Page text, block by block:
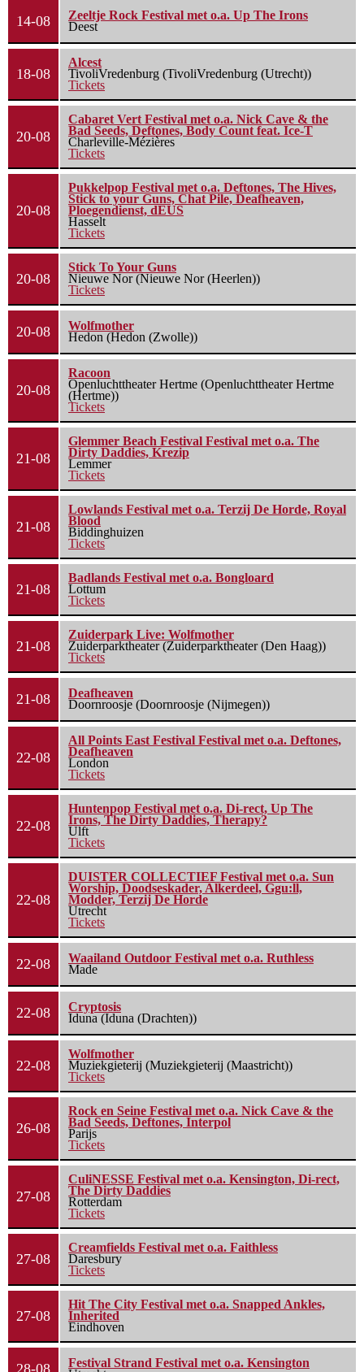
14-08
Zeeltje Rock Festival met o.a. Up The Irons
Deest
18-08
Alcest
TivoliVredenburg (TivoliVredenburg (Utrecht))
Tickets
20-08
Cabaret Vert Festival met o.a. Nick Cave & the
Bad Seeds, Deftones, Body Count feat. Ice-T
Charleville-Mézières
Tickets
20-08
Pukkelpop Festival met o.a. Deftones, The Hives,
Stick to your Guns, Chat Pile, Deafheaven,
Ploegendienst, dEUS
Hasselt
Tickets
20-08
Stick To Your Guns
Nieuwe Nor (Nieuwe Nor (Heerlen))
Tickets
20-08
Wolfmother
Hedon (Hedon (Zwolle))
20-08
Racoon
Openluchttheater Hertme (Openluchttheater Hertme
(Hertme))
Tickets
21-08
Glemmer Beach Festival Festival met o.a. The
Dirty Daddies, Krezip
Lemmer
Tickets
21-08
Lowlands Festival met o.a. Terzij De Horde, Royal
Blood
Biddinghuizen
Tickets
21-08
Badlands Festival met o.a. Bongloard
Lottum
Tickets
21-08
Zuiderpark Live: Wolfmother
Zuiderparktheater (Zuiderparktheater (Den Haag))
Tickets
21-08
Deafheaven
Doornroosje (Doornroosje (Nijmegen))
22-08
All Points East Festival Festival met o.a. Deftones,
Deafheaven
London
Tickets
22-08
Huntenpop Festival met o.a. Di-rect, Up The
Irons, The Dirty Daddies, Therapy?
Ulft
Tickets
22-08
DUISTER COLLECTIEF Festival met o.a. Sun
Worship, Doodseskader, Alkerdeel, Ggu:ll,
Modder, Terzij De Horde
Utrecht
Tickets
22-08
Waailand Outdoor Festival met o.a. Ruthless
Made
22-08
Cryptosis
Iduna (Iduna (Drachten))
22-08
Wolfmother
Muziekgieterij (Muziekgieterij (Maastricht))
Tickets
26-08
Rock en Seine Festival met o.a. Nick Cave & the
Bad Seeds, Deftones, Interpol
Parijs
Tickets
27-08
CuliNESSE Festival met o.a. Kensington, Di-rect,
The Dirty Daddies
Rotterdam
Tickets
27-08
Creamfields Festival met o.a. Faithless
Daresbury
Tickets
27-08
Hit The City Festival met o.a. Snapped Ankles,
Inherited
Eindhoven
Festival Strand Festival met o.a. Kensington